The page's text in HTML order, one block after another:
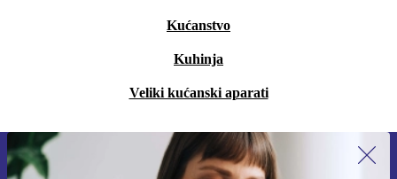
Kućanstvo
Kuhinja
Veliki kućanski aparati
Prijavi se na newsletter!